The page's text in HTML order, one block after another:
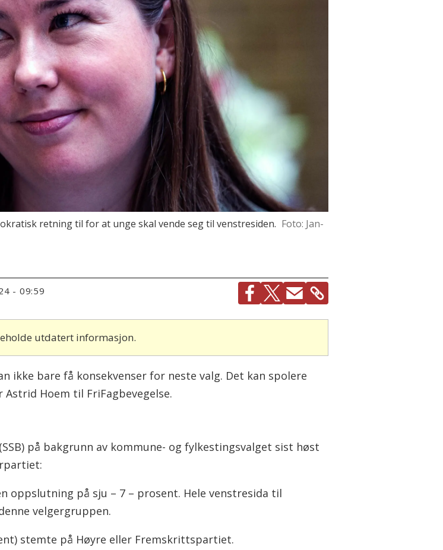
retning til for at unge skal vende seg til venstresiden. Foto: Jan-
- 09:59
utdatert informasjon.
ikke bare få konsekvenser for neste valg. Det kan spolere
Hoem til FriFagbevegelse.
(SSB) på bakgrunn av kommune- og fylkestingsvalget sist høst
oppslutning på sju – 7 – prosent. Hele venstresida til
velgergruppen.
stemte på Høyre eller Fremskrittspartiet.